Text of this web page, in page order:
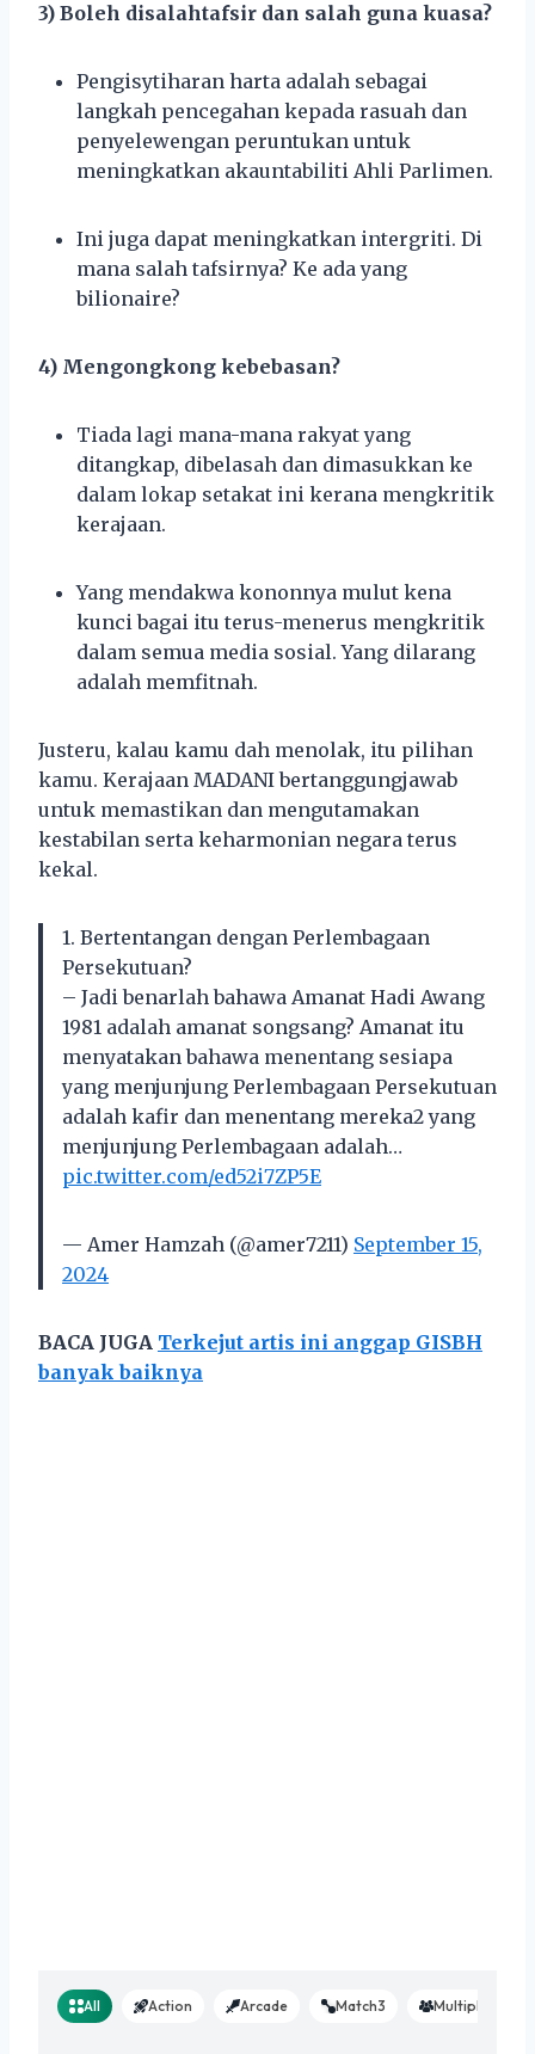
3) Boleh disalahtafsir dan salah guna kuasa?
Pengisytiharan harta adalah sebagai
langkah pencegahan kepada rasuah dan
penyelewengan peruntukan untuk
meningkatkan akauntabiliti Ahli Parlimen.
Ini juga dapat meningkatkan intergriti. Di
mana salah tafsirnya? Ke ada yang
bilionaire?
4) Mengongkong kebebasan?
Tiada lagi mana-mana rakyat yang
ditangkap, dibelasah dan dimasukkan ke
dalam lokap setakat ini kerana mengkritik
kerajaan.
Yang mendakwa kononnya mulut kena
kunci bagai itu terus-menerus mengkritik
dalam semua media sosial. Yang dilarang
adalah memfitnah.
Justeru, kalau kamu dah menolak, itu pilihan
kamu. Kerajaan MADANI bertanggungjawab
untuk memastikan dan mengutamakan
kestabilan serta keharmonian negara terus
kekal.
1. Bertentangan dengan Perlembagaan
Persekutuan?
– Jadi benarlah bahawa Amanat Hadi Awang
1981 adalah amanat songsang? Amanat itu
menyatakan bahawa menentang sesiapa
yang menjunjung Perlembagaan Persekutuan
adalah kafir dan menentang mereka2 yang
menjunjung Perlembagaan adalah…
pic.twitter.com/ed52i7ZP5E
— Amer Hamzah (@amer7211) September 15,
2024
BACA JUGA Terkejut artis ini anggap GISBH
banyak baiknya